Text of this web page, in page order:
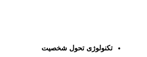
تکنولوژی تحول شخصیت